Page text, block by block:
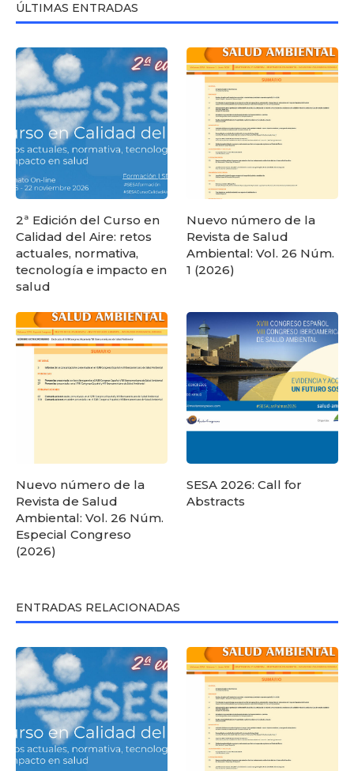
ÚLTIMAS ENTRADAS
2ª Edición del Curso en
Calidad del Aire: retos
actuales, normativa,
tecnología e impacto en
salud
Nuevo número de la
Revista de Salud
Ambiental: Vol. 26 Núm.
1 (2026)
Nuevo número de la
Revista de Salud
Ambiental: Vol. 26 Núm.
Especial Congreso
(2026)
SESA 2026: Call for
Abstracts
ENTRADAS RELACIONADAS